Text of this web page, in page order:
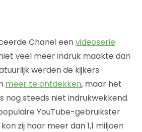
Chanel eenvideoserie
veel meer indruk maakte dan
werden de kijkers
meer te ontdekken, maar het
nog steeds niet indrukwekkend.
YouTube-gebruikster
zij haar meer dan 1,1 miljoen